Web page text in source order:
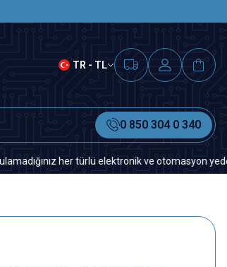
TR - TL
0 850 304 0 340
her türlü elektronik ve otomasyon yedek